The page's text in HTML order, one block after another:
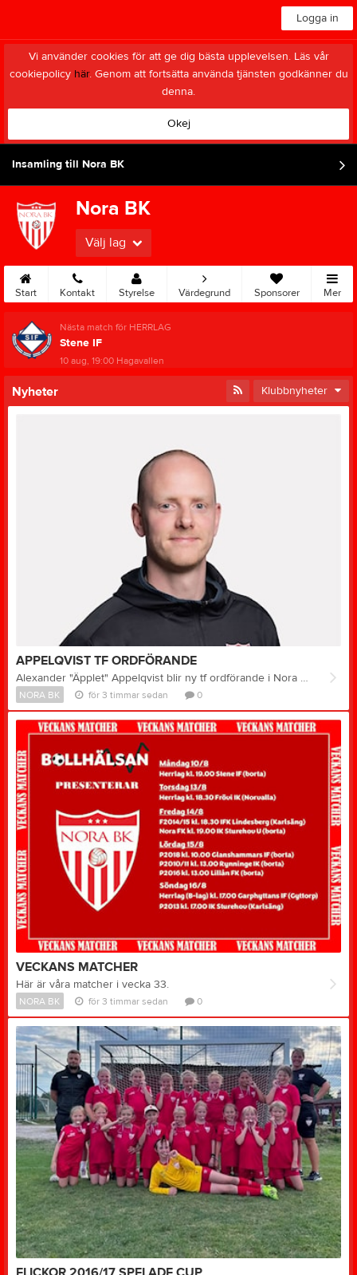
Logga in
Vi använder cookies för att ge dig bästa upplevelsen. Läs vår
cookiepolicy här. Genom att fortsätta använda tjänsten godkänner du
denna.
Okej
Insamling till Nora BK
Nora BK
Välj lag
Start Kontakt Styrelse Värdegrund Sponsorer Mer
Nästa match för HERRLAG
Stene IF
10 aug, 19:00 Hagavallen
Nyheter Klubbnyheter
APPELQVIST TF ORDFÖRANDE
Alexander "Äpplet" Appelqvist blir ny tf ordförande i Nora BK. Då tidigare ordföranden Michael Schweidenbach valde att hoppa av uppdraget för några dagar sedan (se tidigare nyhet) så kommer "Äpplet" ha dubbla poster fram till årsmötet då han sedan tidigare är kassör i Nora BK. I helgen valde även Friederike Kirn att lämna styrelsen. Detta innebär att det är 7 personer kvar i styrelsen, 4 kvinnor och 3 män. Denna grupp är mycket kompetent och arbetsvillig med ett stort NBK-hjärta vilket borgar för att Nora BK kommer bygga vidare på den väg som har påbörjats där bl.a utbildning, utveckling och samhällsnytta är hörnstenar i verksamheten.
NORA BK för 3 timmar sedan 0
VECKANS MATCHER
Här är våra matcher i vecka 33.
NORA BK för 3 timmar sedan 0